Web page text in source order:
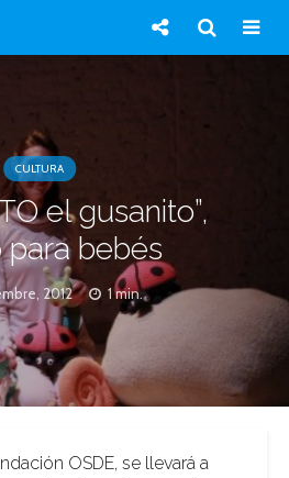
CULTURA
el gusanito”,
para bebés
2012 1 min.
OSDE, se llevará a